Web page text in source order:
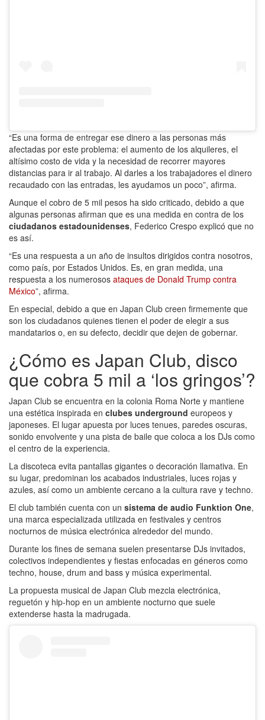
“Es una forma de entregar ese dinero a las personas más
afectadas por este problema: el aumento de los alquileres, el
altísimo costo de vida y la necesidad de recorrer mayores
distancias para ir al trabajo. Al darles a los trabajadores el dinero
recaudado con las entradas, les ayudamos un poco”, afirma.
Aunque el cobro de 5 mil pesos ha sido criticado, debido a que
algunas personas afirman que es una medida en contra de los
ciudadanos estadounidenses, Federico Crespo explicó que no
es así.
“Es una respuesta a un año de insultos dirigidos contra nosotros,
como país, por Estados Unidos. Es, en gran medida, una
respuesta a los numerosos ataques de Donald Trump contra
México”, afirma.
En especial, debido a que en Japan Club creen firmemente que
son los ciudadanos quienes tienen el poder de elegir a sus
mandatarios o, en su defecto, decidir que dejen de gobernar.
¿Cómo es Japan Club, disco
que cobra 5 mil a ‘los gringos’?
Japan Club se encuentra en la colonia Roma Norte y mantiene
una estética inspirada en clubes underground europeos y
japoneses. El lugar apuesta por luces tenues, paredes oscuras,
sonido envolvente y una pista de baile que coloca a los DJs como
el centro de la experiencia.
La discoteca evita pantallas gigantes o decoración llamativa. En
su lugar, predominan los acabados industriales, luces rojas y
azules, así como un ambiente cercano a la cultura rave y techno.
El club también cuenta con un sistema de audio Funktion One,
una marca especializada utilizada en festivales y centros
nocturnos de música electrónica alrededor del mundo.
Durante los fines de semana suelen presentarse DJs invitados,
colectivos independientes y fiestas enfocadas en géneros como
techno, house, drum and bass y música experimental.
La propuesta musical de Japan Club mezcla electrónica,
reguetón y hip-hop en un ambiente nocturno que suele
extenderse hasta la madrugada.